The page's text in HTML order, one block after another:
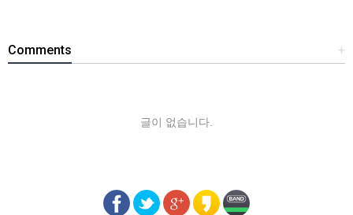
+
Comments
글이 없습니다.